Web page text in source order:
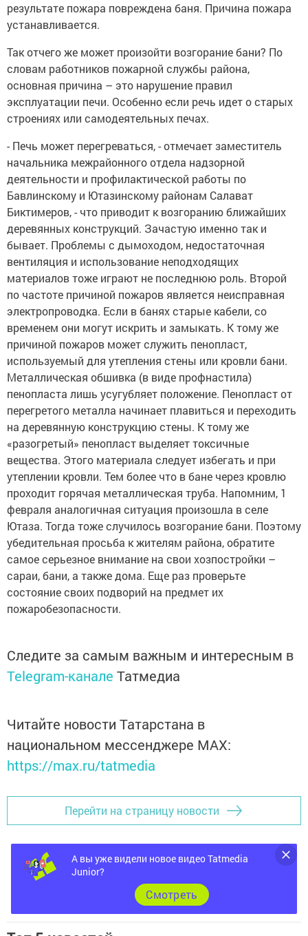
результате пожара повреждена баня. Причина пожара
устанавливается.
Так отчего же может произойти возгорание бани? По
словам работников пожарной службы района,
основная причина – это нарушение правил
эксплуатации печи. Особенно если речь идет о старых
строениях или самодеятельных печах.
- Печь может перегреваться, - отмечает заместитель
начальника межрайонного отдела надзорной
деятельности и профилактической работы по
Бавлинскому и Ютазинскому районам Салават
Биктимеров, - что приводит к возгоранию ближайших
деревянных конструкций. Зачастую именно так и
бывает. Проблемы с дымоходом, недостаточная
вентиляция и использование неподходящих
материалов тоже играют не последнюю роль. Второй
по частоте причиной пожаров является неисправная
электропроводка. Если в банях старые кабели, со
временем они могут искрить и замыкать. К тому же
причиной пожаров может служить пенопласт,
используемый для утепления стены или кровли бани.
Металлическая обшивка (в виде профнастила)
пенопласта лишь усугубляет положение. Пенопласт от
перегретого металла начинает плавиться и переходить
на деревянную конструкцию стены. К тому же
«разогретый» пенопласт выделяет токсичные
вещества. Этого материала следует избегать и при
утеплении кровли. Тем более что в бане через кровлю
проходит горячая металлическая труба. Напомним, 1
февраля аналогичная ситуация произошла в селе
Ютаза. Тогда тоже случилось возгорание бани. Поэтому
убедительная просьба к жителям района, обратите
самое серьезное внимание на свои хозпостройки –
сараи, бани, а также дома. Еще раз проверьте
состояние своих подворий на предмет их
пожаробезопасности.
Следите за самым важным и интересным в
Telegram-канале Татмедиа
Читайте новости Татарстана в
национальном мессенджере MАХ:
https://max.ru/tatmedia
Перейти на страницу новости
А вы уже видели новое видео Tatmedia
Junior?
Cмотреть